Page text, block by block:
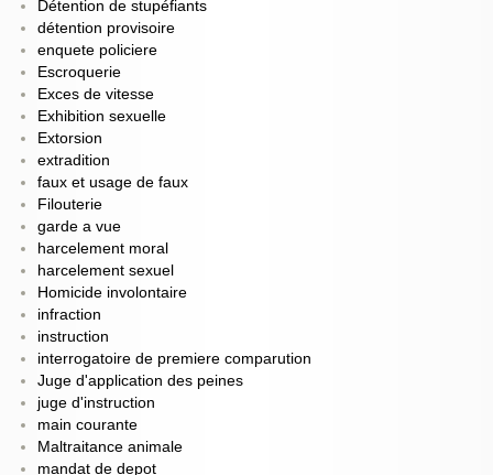
Détention de stupéfiants
détention provisoire
enquete policiere
Escroquerie
Exces de vitesse
Exhibition sexuelle
Extorsion
extradition
faux et usage de faux
Filouterie
garde a vue
harcelement moral
harcelement sexuel
Homicide involontaire
infraction
instruction
interrogatoire de premiere comparution
Juge d'application des peines
juge d'instruction
main courante
Maltraitance animale
mandat de depot